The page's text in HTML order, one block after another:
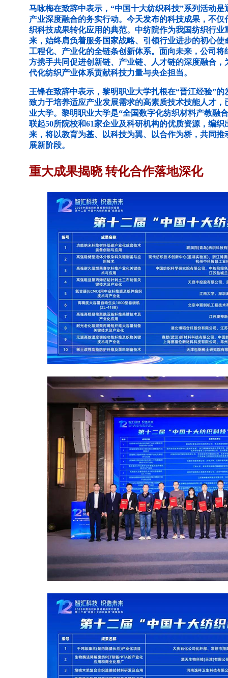
马咏梅在致辞中表示，“中国十大纺织科技”系列活动
产业深度融合的务实行动。今天发布的科技成果，不
织科技成果转化应用的典范。中纺院作为我国纺织行
来，始终肩负着服务国家战略、引领行业进步的初心
工程化、产业化的全链条创新体系。面向未来，公司
方携手共同促进创新链、产业链、人才链的深度融合
代化纺织产业体系贡献科技力量与央企担当。
王锋在致辞中表示，黎明职业大学扎根在“晋江经验”
致力于培养适应产业发展需求的高素质技术技能人才
业大学。黎明职业大学是“全国数字化纺织材料产教融
联起50所院校和61家企业及科研机构的优质资源，编
来，将以教育为基、以科技为翼、以合作为桥，共同
展新阶段。
重大成果揭晓 转化合作落地深化